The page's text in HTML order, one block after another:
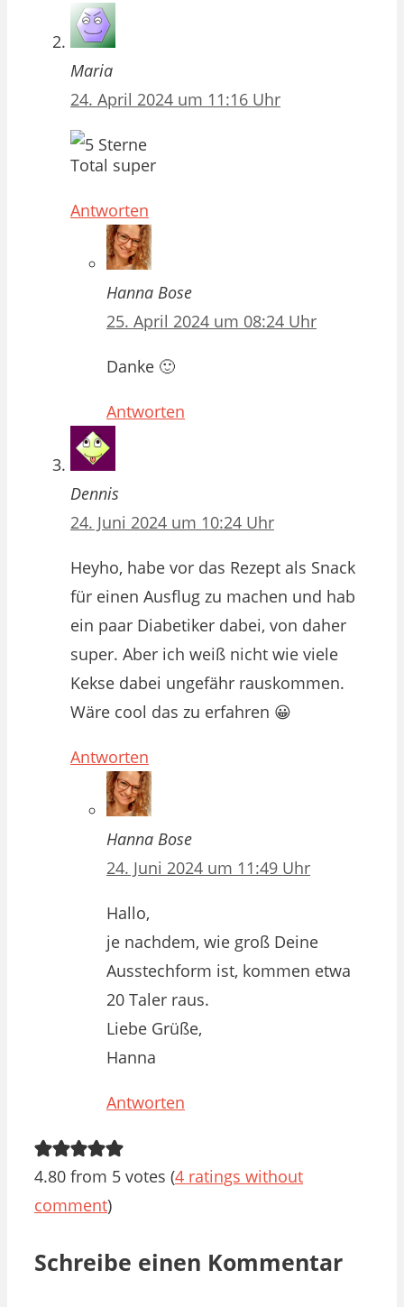
Maria
24. April 2024 um 11:16 Uhr
Total super
Antworten
Hanna Bose
25. April 2024 um 08:24 Uhr
Danke 🙂
Antworten
Dennis
24. Juni 2024 um 10:24 Uhr
Heyho, habe vor das Rezept als Snack
für einen Ausflug zu machen und hab
ein paar Diabetiker dabei, von daher
super. Aber ich weiß nicht wie viele
Kekse dabei ungefähr rauskommen.
Wäre cool das zu erfahren 😀
Antworten
Hanna Bose
24. Juni 2024 um 11:49 Uhr
Hallo,
je nachdem, wie groß Deine
Ausstechform ist, kommen etwa
20 Taler raus.
Liebe Grüße,
Hanna
Antworten
4.80 from 5 votes (4 ratings without
comment)
Schreibe einen Kommentar